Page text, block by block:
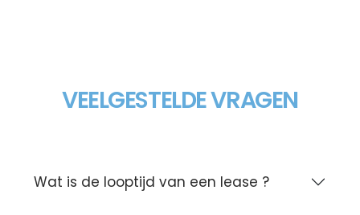
VEELGESTELDE VRAGEN
Wat is de looptijd van een lease ?